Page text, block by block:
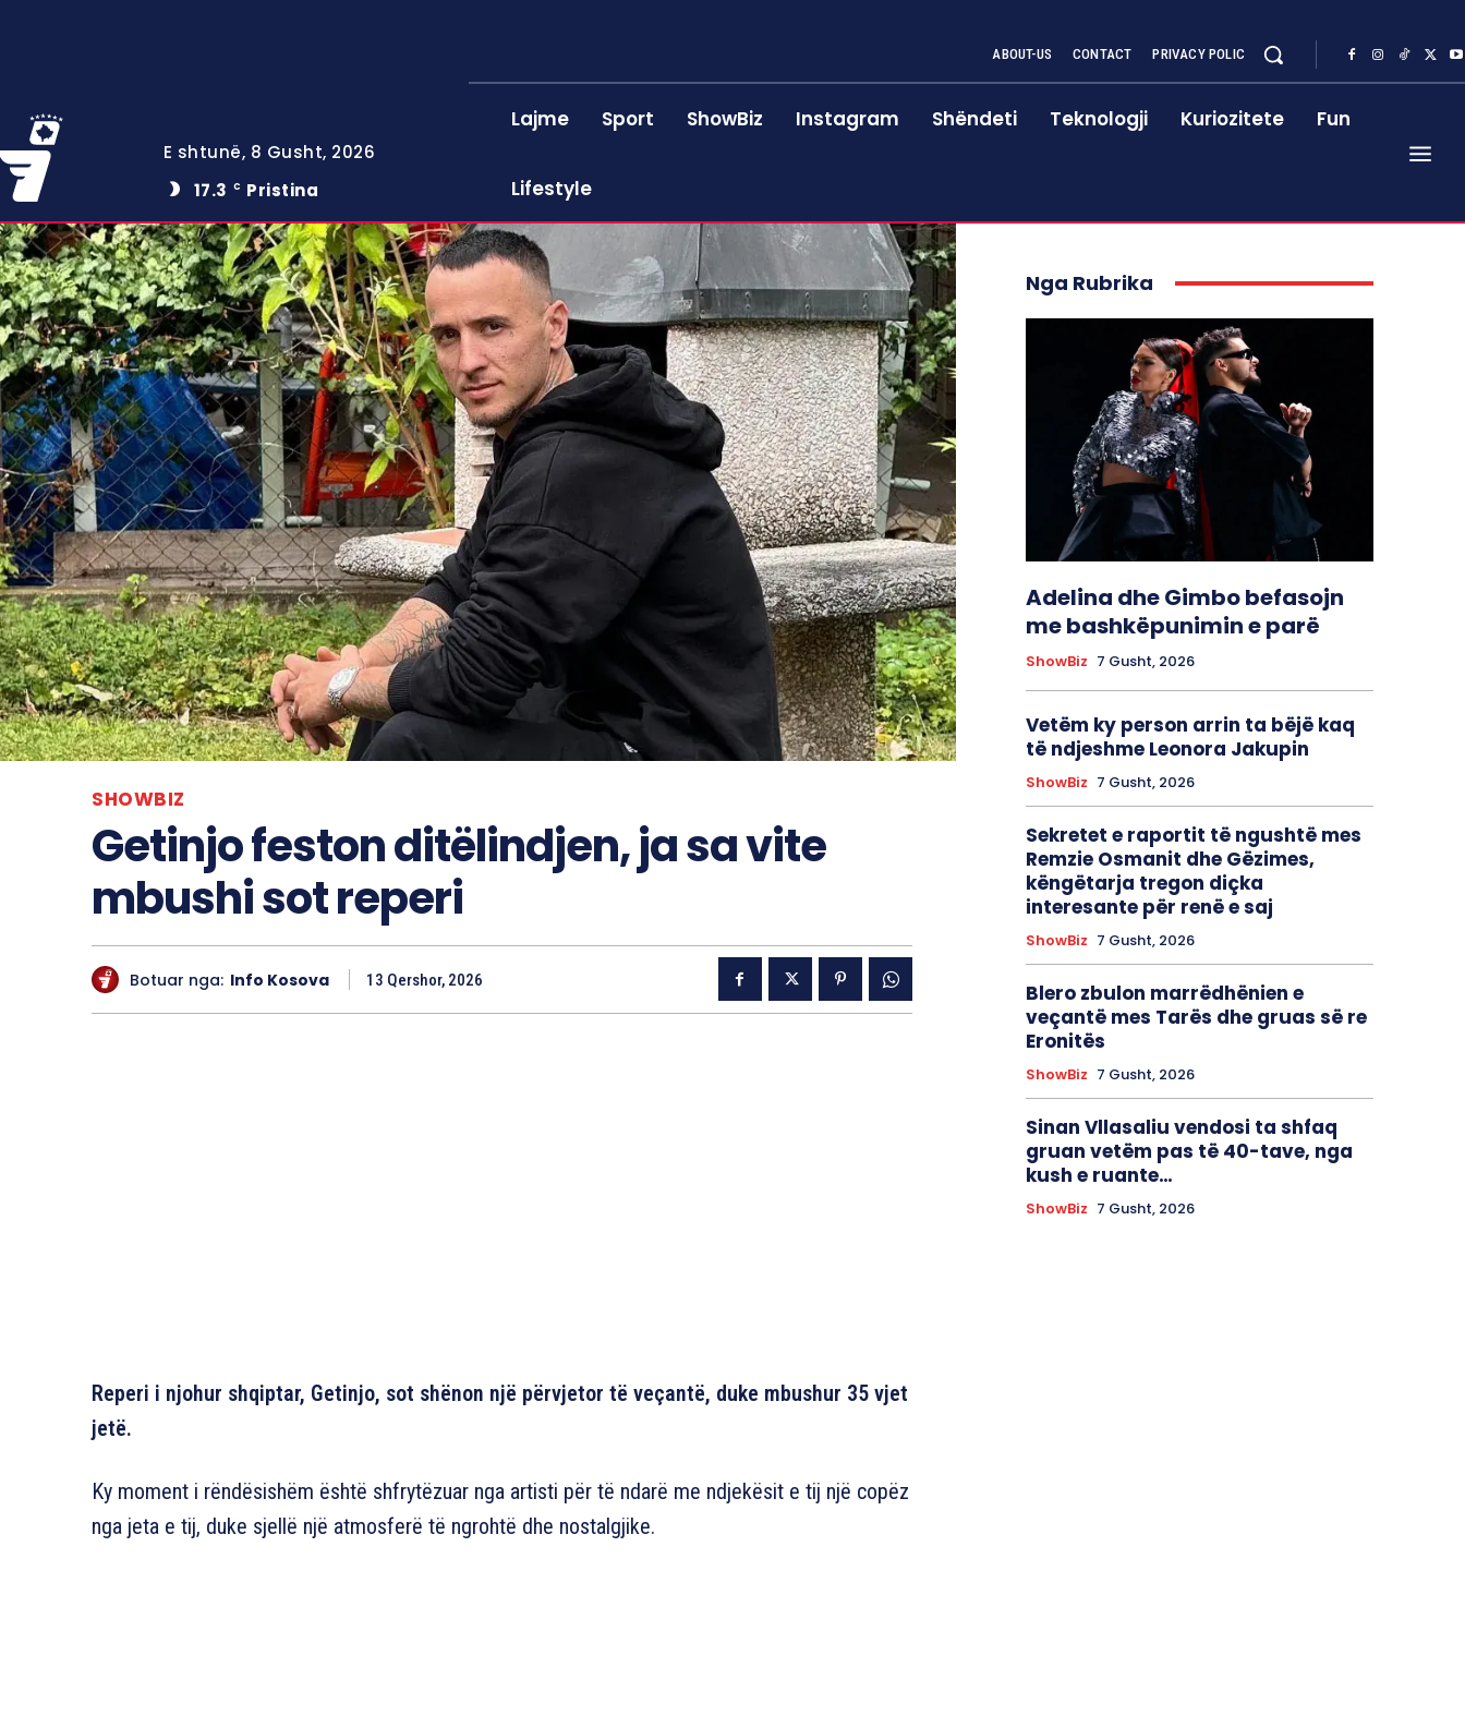
E shtunë, 8 Gusht, 2026
17.3
C Pristina
ABOUT-US CONTACT PRIVACY POLIC
Lajme Sport ShowBiz Instagram Shëndeti Teknologji Kuriozitete Fun
Lifestyle
SHOWBIZ
Getinjo feston ditëlindjen, ja sa vite
mbushi sot reperi
Botuar nga: Info Kosova 13 Qershor, 2026
Reperi i njohur shqiptar, Getinjo, sot shënon një përvjetor të veçantë, duke mbushur 35 vjet
jetë.
Ky moment i rëndësishëm është shfrytëzuar nga artisti për të ndarë me ndjekësit e tij një copëz
nga jeta e tij, duke sjellë një atmosferë të ngrohtë dhe nostalgjike.
Nga Rubrika
Adelina dhe Gimbo befasojn
me bashkëpunimin e parë
ShowBiz 7 Gusht, 2026
Vetëm ky person arrin ta bëjë kaq
të ndjeshme Leonora Jakupin
ShowBiz 7 Gusht, 2026
Sekretet e raportit të ngushtë mes
Remzie Osmanit dhe Gëzimes,
këngëtarja tregon diçka
interesante për renë e saj
ShowBiz 7 Gusht, 2026
Blero zbulon marrëdhënien e
veçantë mes Tarës dhe gruas së re
Eronitës
ShowBiz 7 Gusht, 2026
Sinan Vllasaliu vendosi ta shfaq
gruan vetëm pas të 40-tave, nga
kush e ruante…
ShowBiz 7 Gusht, 2026